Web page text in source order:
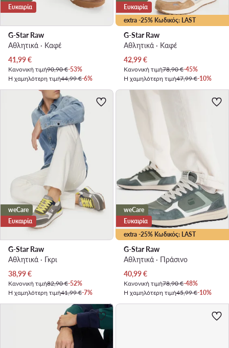
Ευκαιρία
G-Star Raw
Αθλητικά · Καφέ
Τρέχουσα τιμή
41,99€
Κανονική τιμή90,90 €-53%
Η χαμηλότερη τιμή44,99 €-6%
extra -25% Κωδικός: LAST
Ευκαιρία
G-Star Raw
Αθλητικά · Καφέ
Τρέχουσα τιμή
42,99€
Κανονική τιμή78,90 €-45%
Η χαμηλότερη τιμή47,99 €-10%
weCare
Ευκαιρία
G-Star Raw
Αθλητικά · Γκρι
Τρέχουσα τιμή
38,99€
Κανονική τιμή82,90 €-52%
Η χαμηλότερη τιμή41,99 €-7%
extra -25% Κωδικός: LAST
weCare
Ευκαιρία
G-Star Raw
Αθλητικά · Πράσινο
Τρέχουσα τιμή
40,99€
Κανονική τιμή78,90 €-48%
Η χαμηλότερη τιμή45,99 €-10%